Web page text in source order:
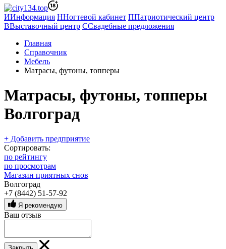
ИИнформация ННогтевой кабинет ППатриотический центр
ВВыставочный центр ССвадебные предложения
Главная
Справочник
Мебель
Матрасы, футоны, топперы
Матрасы, футоны, топперы
Волгоград
+ Добавить предприятие
Сортировать:
по рейтингу
по просмотрам
Магазин приятных снов
Волгоград
+7 (8442) 51-57-92
Я рекомендую
Ваш отзыв